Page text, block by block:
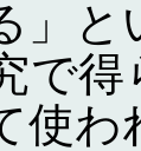
」と
で
使わ